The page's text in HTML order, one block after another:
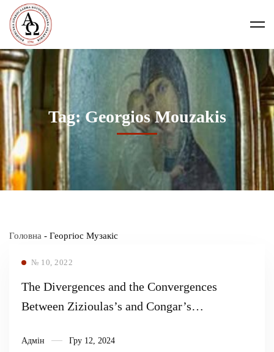
Tag: Georgios Mouzakis
Головна - Георгіос Музакіс
№ 10, 2022
The Divergences and the Convergences
Between Zizioulas’s and Congar’s
Адмін Гру 12, 2024